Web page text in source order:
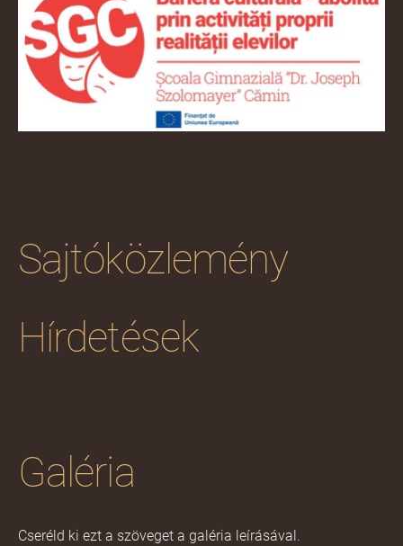
Sajtóközlemény
Hírdetések
Galéria
Cseréld ki ezt a szöveget a galéria leírásával.